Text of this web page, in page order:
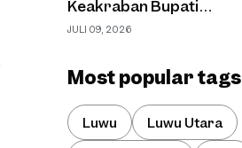
Keakraban Bupati
Soppeng dan Kepala
JULI 09, 2026
Most popular tags
Luwu Luwu Utara